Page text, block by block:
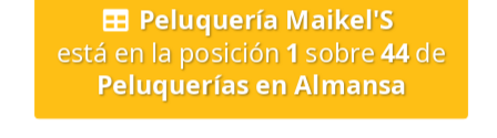
Peluquería Maikel'S
está en la posición1 sobre44de
Peluquerías en Almansa